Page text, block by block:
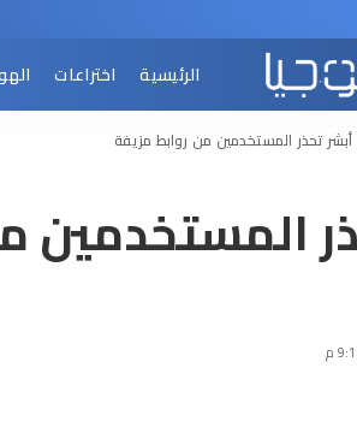
الرئيسية اختراعات
تحذر المستخدمين من روابط مزيفة
المستخدمين